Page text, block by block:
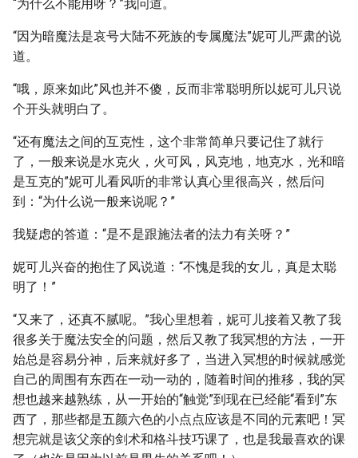
“为什么不能用呀？”我问道。
“因为暗魔法是哀号大陆不死族的专属魔法”妮可儿严肃的说
道。
“哦，原来如此”风也并不傻，反而非常聪明所以妮可儿只说
个开头就明白了。
“还有魔法之间的互克性，这个非常简单只要记住了就行
了，一般来说是水克火，火可风，风克地，地克水，光和暗
是互克的”妮可儿看风听的非常认真心里很高兴，然后问
到：“为什么说一般来说呢？”
我疑虑的答道：“是不是跟施法者的法力有关呀？”
妮可儿兴奋的抱住了风说道：“不愧是我的女儿，真是太聪
明了！”
“又来了，还真不腻呢。”我心里想着，妮可儿接着又教了我
很多关于魔法安全的问题，然后又教了我冥想的方法，一开
始总是容易分神，后来就好多了，当进入冥想的时候就感觉
自己的周围有东西在一动一动的，随着时间的推移，我的冥
想也越来越熟练，从一开始的“触觉”到现在已经能“看到”东
西了，那些都是五颜六色的小点点应该是不同的元素吧！冥
想完就是该父亲的剑术和格斗技巧课了，也是我最喜欢的课